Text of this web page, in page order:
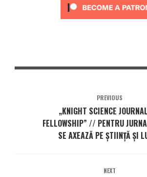
PREVIOUS
„KNIGHT SCIENCE
FELLOWSHIP” // PENTRU
SE AXEAZĂ PE ȘTIINȚĂ ȘI
NEXT